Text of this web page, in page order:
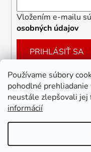
Používame súbory
pohodlné prehliadanie
neustále zlepšovali jej
informácií
Vložením e-mailu
osobných údajov
PRIHLÁSIŤ SA
Facebook